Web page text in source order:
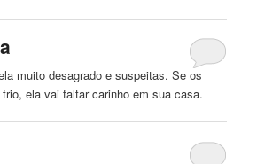
muito desagrado e suspeitas. Se os
frio, ela vai faltarcarinho em sua casa.